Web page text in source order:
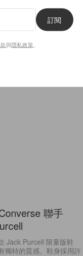
找路、找飯店都能倚靠一
0
聯手
Jack Purcell 限量版鞋
獨特的質感。鞋身採用許
訂閱
與隱私政策